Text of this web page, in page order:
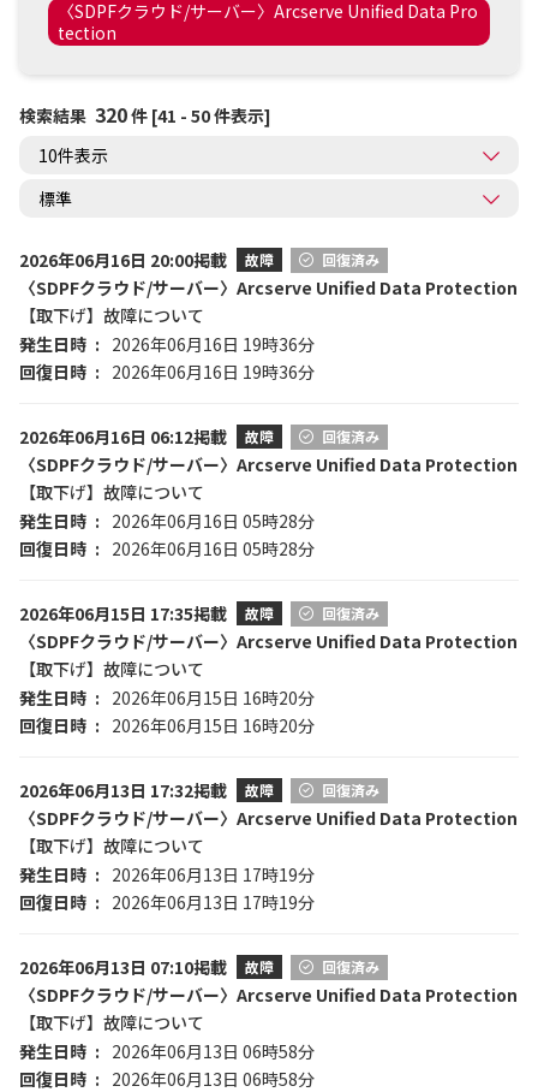
〈SDPFクラウド/サーバー〉Arcserve Unified Data Pro
tection
検索結果 320件 [41 - 50 件表示]
2026年06月16日 20:00掲載 故障 回復済み
〈SDPFクラウド/サーバー〉Arcserve Unified Data Protection
【取下げ】故障について
発生日時
2026年06月16日 19時36分
回復日時
2026年06月16日 19時36分
2026年06月16日 06:12掲載 故障 回復済み
〈SDPFクラウド/サーバー〉Arcserve Unified Data Protection
【取下げ】故障について
発生日時
2026年06月16日 05時28分
回復日時
2026年06月16日 05時28分
2026年06月15日 17:35掲載 故障 回復済み
〈SDPFクラウド/サーバー〉Arcserve Unified Data Protection
【取下げ】故障について
発生日時
2026年06月15日 16時20分
回復日時
2026年06月15日 16時20分
2026年06月13日 17:32掲載 故障 回復済み
〈SDPFクラウド/サーバー〉Arcserve Unified Data Protection
【取下げ】故障について
発生日時
2026年06月13日 17時19分
回復日時
2026年06月13日 17時19分
2026年06月13日 07:10掲載 故障 回復済み
〈SDPFクラウド/サーバー〉Arcserve Unified Data Protection
【取下げ】故障について
発生日時
2026年06月13日 06時58分
回復日時
2026年06月13日 06時58分